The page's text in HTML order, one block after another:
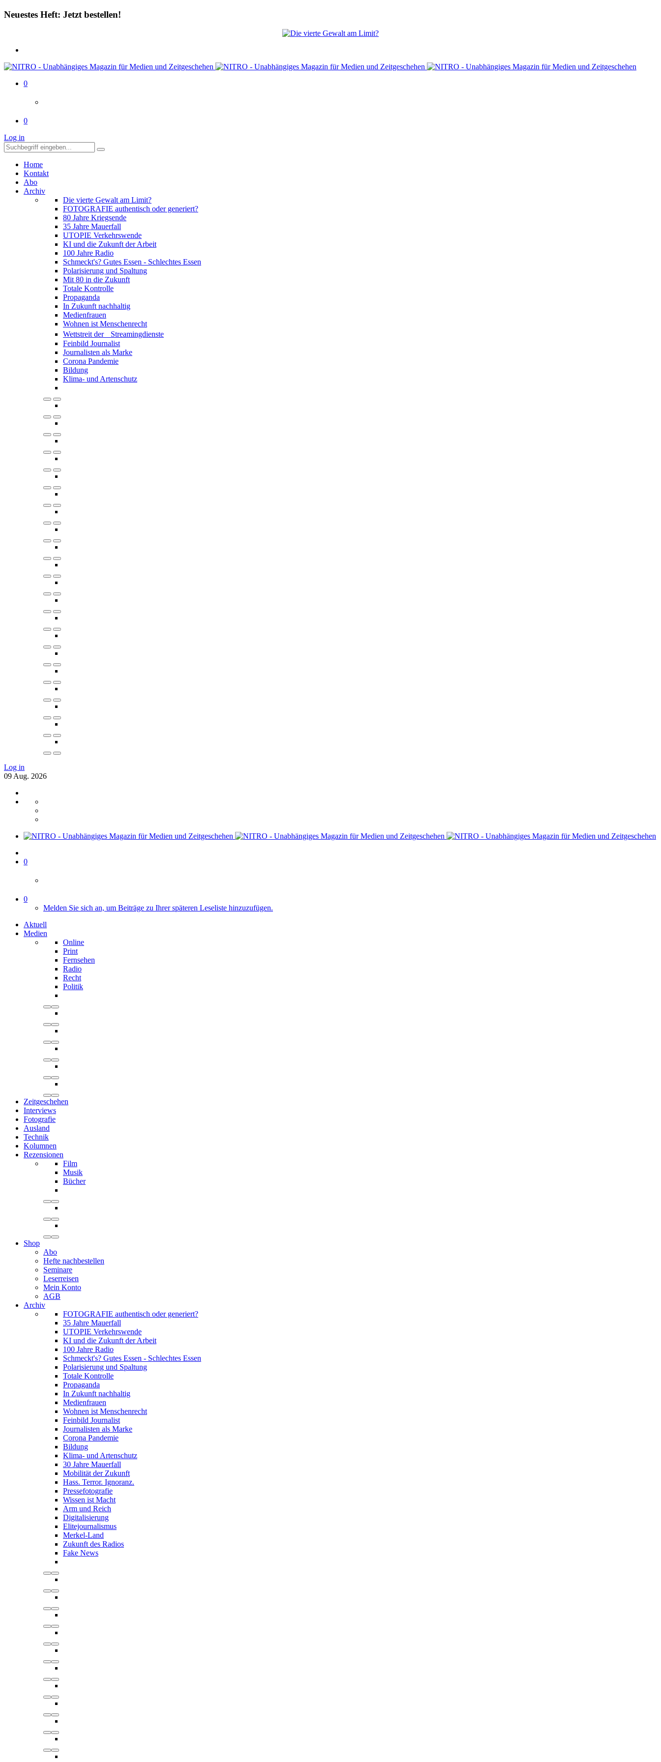
Neuestes Heft: Jetzt bestellen!
0
0
Log in
Home
Kontakt
Abo
Archiv
Die vierte Gewalt am Limit?
FOTOGRAFIE authentisch oder generiert?
80 Jahre Kriegsende
35 Jahre Mauerfall
UTOPIE Verkehrswende
KI und die Zukunft der Arbeit
100 Jahre Radio
Schmeckt's? Gutes Essen - Schlechtes Essen
Polarisierung und Spaltung
Mit 80 in die Zukunft
Totale Kontrolle
Propaganda
In Zukunft nachhaltig
Medienfrauen
Wohnen ist Menschenrecht
Wettstreit der Streamingdienste
Feinbild Journalist
Journalisten als Marke
Corona Pandemie
Bildung
Klima- und Artenschutz
Log in
09 Aug. 2026
0
0
Melden Sie sich an, um Beiträge zu Ihrer späteren Leseliste hinzuzufügen.
Aktuell
Medien
Online
Print
Fernsehen
Radio
Recht
Politik
Zeitgeschehen
Interviews
Fotografie
Ausland
Technik
Kolumnen
Rezensionen
Film
Musik
Bücher
Shop
Abo
Hefte nachbestellen
Seminare
Leserreisen
Mein Konto
AGB
Archiv
FOTOGRAFIE authentisch oder generiert?
35 Jahre Mauerfall
UTOPIE Verkehrswende
KI und die Zukunft der Arbeit
100 Jahre Radio
Schmeckt's? Gutes Essen - Schlechtes Essen
Polarisierung und Spaltung
Totale Kontrolle
Propaganda
In Zukunft nachhaltig
Medienfrauen
Wohnen ist Menschenrecht
Feinbild Journalist
Journalisten als Marke
Corona Pandemie
Bildung
Klima- und Artenschutz
30 Jahre Mauerfall
Mobilität der Zukunft
Hass. Terror. Ignoranz.
Pressefotografie
Wissen ist Macht
Arm und Reich
Digitalisierung
Elitejournalismus
Merkel-Land
Zukunft des Radios
Fake News